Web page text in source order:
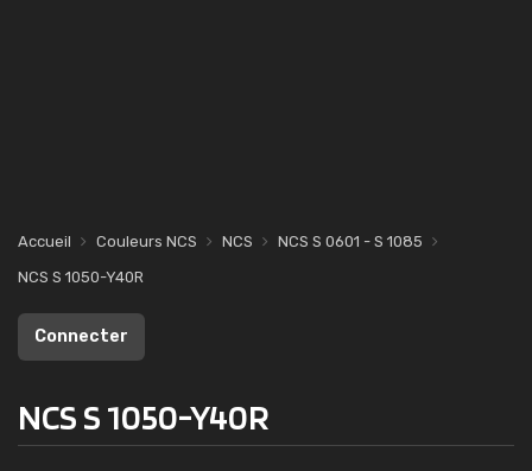
Accueil Couleurs NCS NCS
NCS S 0601 - S 1085
NCS S 1050-Y40R
Connecter
NCS S 1050-Y40R